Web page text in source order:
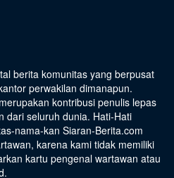
berita komunitas yang berpusat
perwakilan dimanapun.
kontribusi penulis lepas
dari seluruh dunia. Hati-Hati
nama-kan Siaran-Berita.com
karena kami tidak memiliki
kartu pengenal wartawan atau